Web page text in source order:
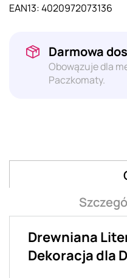
EAN13:4020972073136
Darmowa
Obowązuje dla
Paczkomaty.
Drewniana
Dekoracja dla